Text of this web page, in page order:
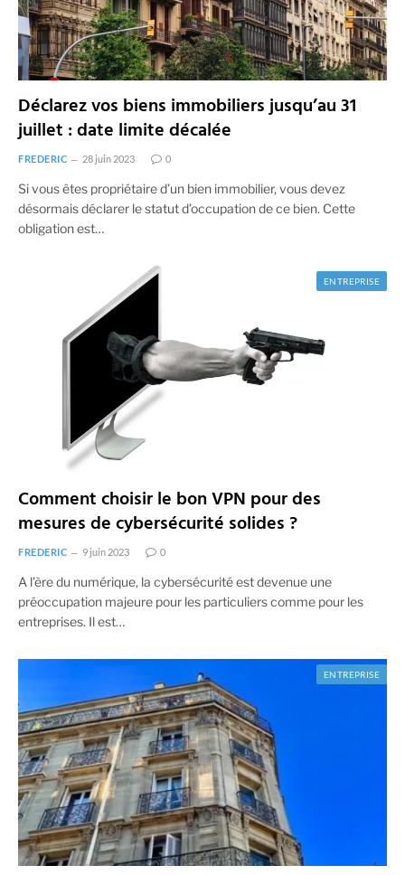
Déclarez vos biens immobiliers jusqu’au 31
juillet : date limite décalée
FREDERIC 28 juin 2023 0
Si vous êtes propriétaire d’un bien immobilier, vous devez
désormais déclarer le statut d’occupation de ce bien. Cette
obligation est…
ENTREPRISE
Comment choisir le bon VPN pour des
mesures de cybersécurité solides ?
FREDERIC 9 juin 2023 0
A l’ère du numérique, la cybersécurité est devenue une
préoccupation majeure pour les particuliers comme pour les
entreprises. Il est…
ENTREPRISE